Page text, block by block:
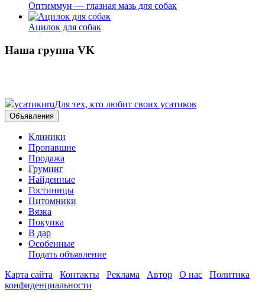
Оптиммун — глазная мазь для собак
Ацилок для собак
Наша группа VK
усатикиruДля тех, кто любит своих усатиков
Объявления
Клиники
Пропавшие
Продажа
Груминг
Найденные
Гостиницы
Питомники
Вязка
Покупка
В дар
Особенные
Подать объявление
Карта сайта
Контакты Реклама Автор О нас
Политика
конфиденциальности